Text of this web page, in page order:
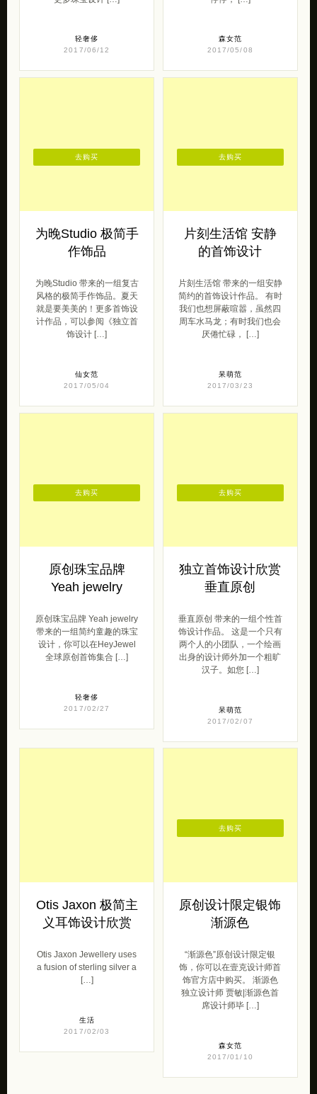
轻奢侈
2017/06/12
森女范
2017/05/08
为晚Studio 极简手
作饰品
为晚Studio 带来的一组复古
风格的极简手作饰品。夏天
就是要美美的！更多首饰设
计作品，可以参阅《独立首
饰设计 […]
仙女范
2017/05/04
去购买
片刻生活馆 安静
的首饰设计
片刻生活馆 带来的一组安静
简约的首饰设计作品。 有时
我们也想屏蔽喧嚣，虽然四
周车水马龙；有时我们也会
厌倦忙碌， […]
呆萌范
2017/03/23
去购买
原创珠宝品牌
Yeah jewelry
原创珠宝品牌 Yeah jewelry
带来的一组简约童趣的珠宝
设计，你可以在HeyJewel
全球原创首饰集合 […]
轻奢侈
2017/02/27
去购买
独立首饰设计欣赏
垂直原创
垂直原创 带来的一组个性首
饰设计作品。 这是一个只有
两个人的小团队，一个绘画
出身的设计师外加一个粗旷
汉子。如您 […]
呆萌范
2017/02/07
去购买
Otis Jaxon 极简主
义耳饰设计欣赏
Otis Jaxon Jewellery uses
a fusion of sterling silver a
[…]
生活
2017/02/03
原创设计限定银饰
渐源色
“渐源色”原创设计限定银
饰，你可以在壹克设计师首
饰官方店中购买。 渐源色
独立设计师 贾敏|渐源色首
席设计师毕 […]
森女范
2017/01/10
去购买